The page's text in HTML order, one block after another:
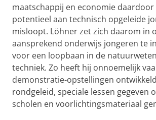
maatschappij en economie
potentieel aan technisch opgeleide
misloopt. Löhner zet zich daarom in
aansprekend onderwijs jongeren te
voor een loopbaan in de
techniek. Zo heeft hij onnoemelijk
demonstratie-opstellingen
rondgeleid, speciale lessen gegeven
scholen en voorlichtingsmateriaal